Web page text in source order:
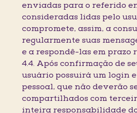
enviadas para o referido
consideradas lidas pelo
compromete, assim, a
regularmente suas
e a respondê-las em prazo
4.4. Após confirmação de
usuário possuirá um login
pessoal, que não deverão
compartilhados com
inteira responsabilidade